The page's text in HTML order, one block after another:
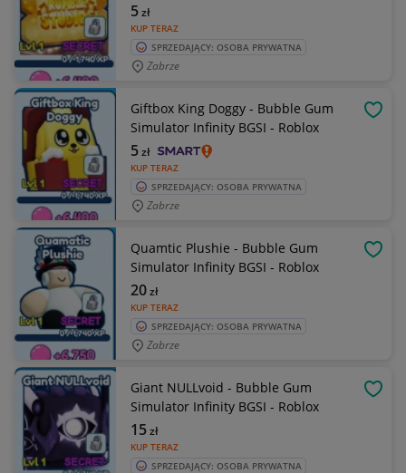
KUP TERAZ
5zł
SPRZEDAJĄCY: OSOBA PRYWATNA
Zabrze
Giftbox King Doggy - Bubble Gum
Simulator Infinity BGSI - Roblox
KUP TERAZ
5zł
SPRZEDAJĄCY: OSOBA PRYWATNA
Zabrze
Quamtic Plushie - Bubble Gum
Simulator Infinity BGSI - Roblox
KUP TERAZ
20zł
SPRZEDAJĄCY: OSOBA PRYWATNA
Zabrze
Giant NULLvoid - Bubble Gum
Simulator Infinity BGSI - Roblox
KUP TERAZ
15zł
SPRZEDAJĄCY: OSOBA PRYWATNA